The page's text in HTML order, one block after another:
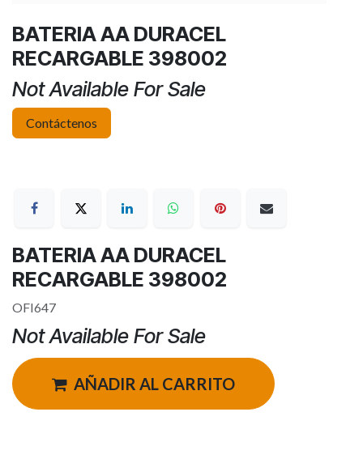
BATERIA AA DURACEL
RECARGABLE 398002
Not Available For Sale
Contáctenos
BATERIA AA DURACEL
RECARGABLE 398002
OFI647
Not Available For Sale
AÑADIR AL CARRITO